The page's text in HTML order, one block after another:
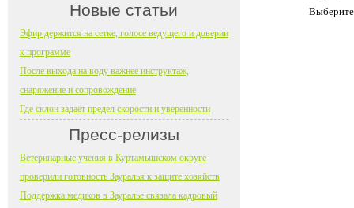
Новые статьи
Эфир держится на сетке, голосе ведущего и доверии
к программе
После выхода на воду важнее инструктаж,
снаряжение и сопровождение
Где склон задаёт предел скорости и уверенности
Пресс-релизы
Ветеринарные учения в Куртамышском округе
проверили готовность Зауралья к защите хозяйств
Поддержка медиков в Зауралье связала кадровый